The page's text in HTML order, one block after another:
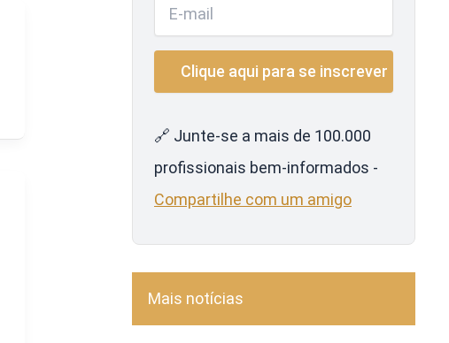
🔗 Junte-se a mais de 100.000
profissionais bem-informados -
Compartilhe com um amigo
Mais notícias